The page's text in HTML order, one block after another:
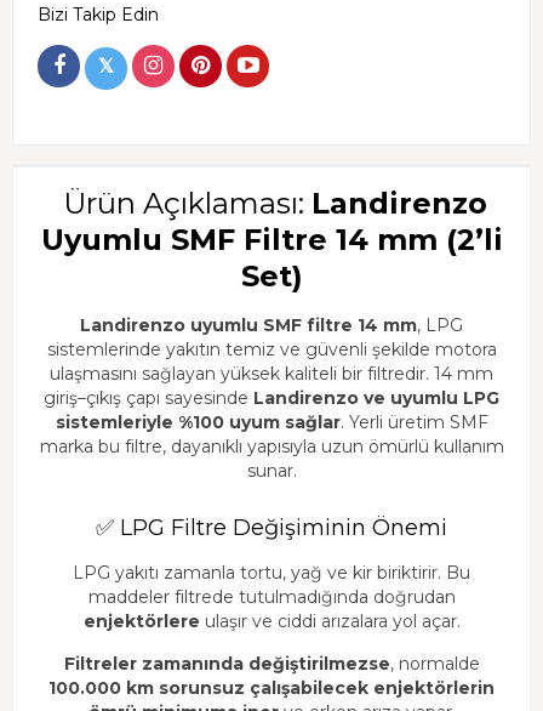
Bizi Takip Edin
𝕏
Ürün Açıklaması: Landirenzo
Uyumlu SMF Filtre 14 mm (2’li
Set)
Landirenzo uyumlu SMF filtre 14 mm, LPG
sistemlerinde yakıtın temiz ve güvenli şekilde motora
ulaşmasını sağlayan yüksek kaliteli bir filtredir. 14 mm
giriş–çıkış çapı sayesinde Landirenzo ve uyumlu LPG
sistemleriyle %100 uyum sağlar. Yerli üretim SMF
marka bu filtre, dayanıklı yapısıyla uzun ömürlü kullanım
sunar.
✅ LPG Filtre Değişiminin Önemi
LPG yakıtı zamanla tortu, yağ ve kir biriktirir. Bu
maddeler filtrede tutulmadığında doğrudan
enjektörlere ulaşır ve ciddi arızalara yol açar.
Filtreler zamanında değiştirilmezse, normalde
100.000 km sorunsuz çalışabilecek enjektörlerin